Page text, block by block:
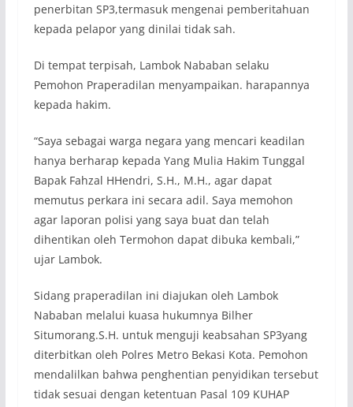
penerbitan SP3,termasuk mengenai pemberitahuan
kepada pelapor yang dinilai tidak sah.
Di tempat terpisah, Lambok Nababan selaku
Pemohon Praperadilan menyampaikan. harapannya
kepada hakim.
“Saya sebagai warga negara yang mencari keadilan
hanya berharap kepada Yang Mulia Hakim Tunggal
Bapak Fahzal HHendri, S.H., M.H., agar dapat
memutus perkara ini secara adil. Saya memohon
agar laporan polisi yang saya buat dan telah
dihentikan oleh Termohon dapat dibuka kembali,”
ujar Lambok.
Sidang praperadilan ini diajukan oleh Lambok
Nababan melalui kuasa hukumnya Bilher
Situmorang.S.H. untuk menguji keabsahan SP3yang
diterbitkan oleh Polres Metro Bekasi Kota. Pemohon
mendalilkan bahwa penghentian penyidikan tersebut
tidak sesuai dengan ketentuan Pasal 109 KUHAP